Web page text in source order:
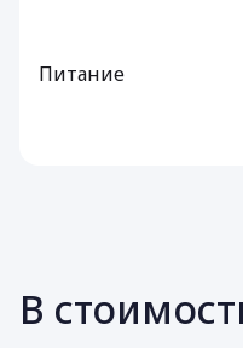
Питание
В